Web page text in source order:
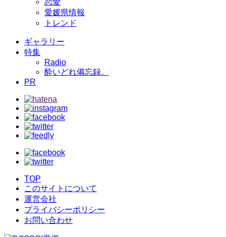
恋愛
愛媛県情報
トレンド
ギャラリー
特集
Radio
酔いどれ備忘録。
PR
TOP
このサイトについて
運営会社
プライバシーポリシー
お問い合わせ